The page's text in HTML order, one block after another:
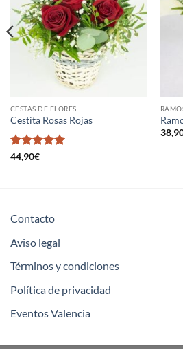
CESTAS DE FLORES
Cestita Rosas Rojas
Valorado en
44,90€
Contacto
Aviso legal
Términos y condiciones
Política de privacidad
Eventos Valencia